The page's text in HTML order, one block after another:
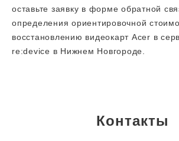
оставьте заявку в форме обратной
определения ориентировочной
восстановлению видеокарт Acer в
re:device в Нижнем Новгороде.
Контакты